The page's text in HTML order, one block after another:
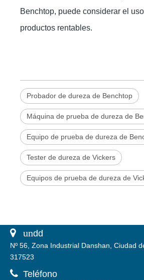
Benchtop, puede considerar el
productos rentables.
Probador de dureza de Benchtop
Máquina de prueba de dureza de
Equipo de prueba de dureza de
Tester de dureza de Vickers
Equipos de prueba de dureza de
 undd
Nº 56, Zona Industrial Danshan, Ciudad
317523
 Teléfono